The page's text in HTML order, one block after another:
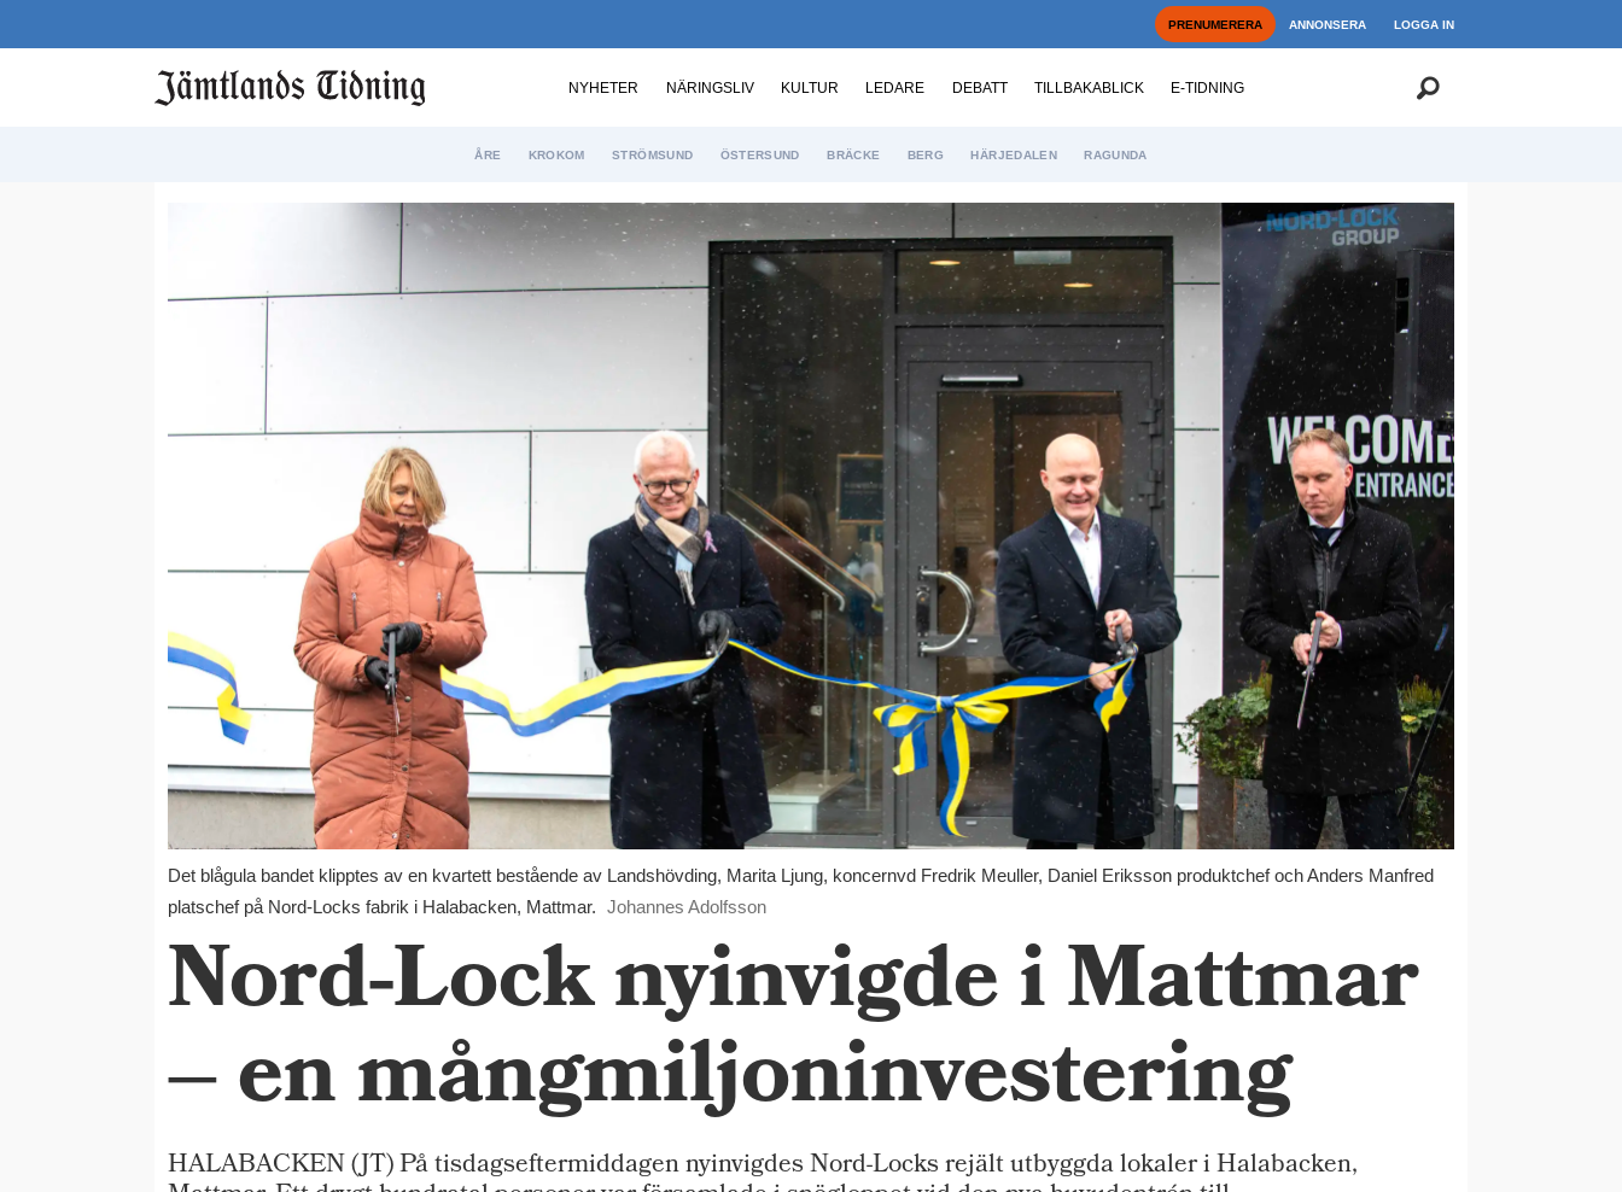
PRENUMERERA ANNONSERA LOGGA IN
NYHETER NÄRINGSLIV KULTUR LEDARE DEBATT TILLBAKABLICK E-TIDNING
ÅRE KROKOM STRÖMSUND ÖSTERSUND BRÄCKE BERG HÄRJEDALEN RAGUNDA
Det blågula bandet klipptes av en kvartett bestående av Landshövding, Marita Ljung, koncernvd Fredrik Meuller, Daniel Eriksson produktchef och Anders Manfred
platschef på Nord-Locks fabrik i Halabacken, Mattmar. Johannes Adolfsson
Nord-Lock nyinvigde i Mattmar
– en mångmiljoninvestering
HALABACKEN (JT) På tisdagseftermiddagen nyinvigdes Nord-Locks rejält utbyggda lokaler i Halabacken,